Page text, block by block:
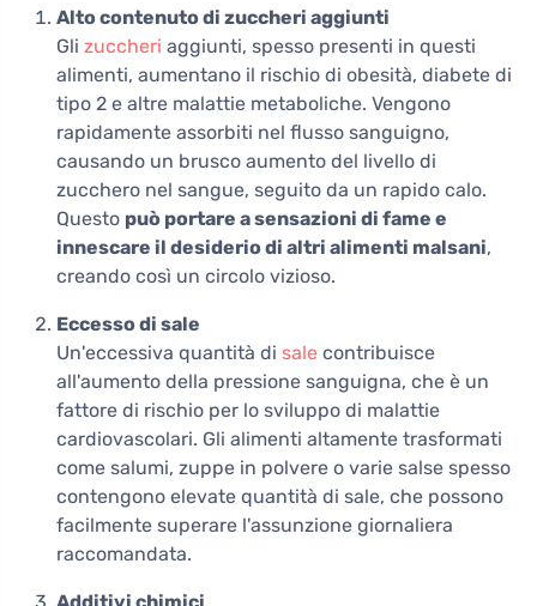
Alto contenuto di zuccheri aggiunti
Gli zuccheri aggiunti, spesso presenti in questi
alimenti, aumentano il rischio di obesità, diabete di
tipo 2 e altre malattie metaboliche. Vengono
rapidamente assorbiti nel flusso sanguigno,
causando un brusco aumento del livello di
zucchero nel sangue, seguito da un rapido calo.
Questo può portare a sensazioni di fame e
innescare il desiderio di altri alimenti malsani,
creando così un circolo vizioso.
Eccesso di sale
Un'eccessiva quantità di sale contribuisce
all'aumento della pressione sanguigna, che è un
fattore di rischio per lo sviluppo di malattie
cardiovascolari. Gli alimenti altamente trasformati
come salumi, zuppe in polvere o varie salse spesso
contengono elevate quantità di sale, che possono
facilmente superare l'assunzione giornaliera
raccomandata.